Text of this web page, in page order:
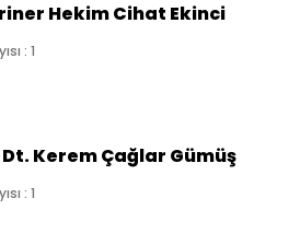
Hekim Cihat Ekinci
: 1
Dt. Kerem Çağlar Gümüş
: 1